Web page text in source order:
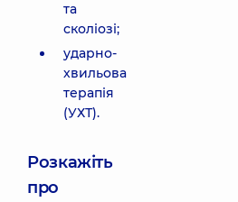
та
сколіозі;
ударно-
хвильова
терапія
(УХТ).
Розкажіть
про